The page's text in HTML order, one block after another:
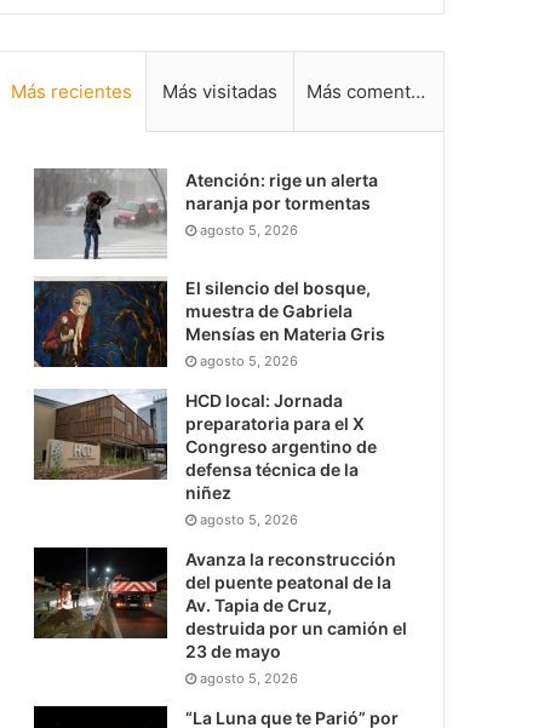
Más recientes Más visitadas Más comentadas
Atención: rige un alerta
naranja por tormentas
agosto 5, 2026
El silencio del bosque,
muestra de Gabriela
Mensías en Materia Gris
agosto 5, 2026
HCD local: Jornada
preparatoria para el X
Congreso argentino de
defensa técnica de la
niñez
agosto 5, 2026
Avanza la reconstrucción
del puente peatonal de la
Av. Tapia de Cruz,
destruida por un camión el
23 de mayo
agosto 5, 2026
“La Luna que te Parió” por